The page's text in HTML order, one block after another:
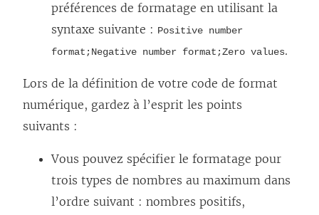
préférences de formatage en utilisant la
syntaxe suivante : Positive number
format;Negative number format;Zero values.
Lors de la définition de votre code de format
numérique, gardez à l’esprit les points
suivants :
Vous pouvez spécifier le formatage pour
trois types de nombres au maximum dans
l’ordre suivant : nombres positifs,